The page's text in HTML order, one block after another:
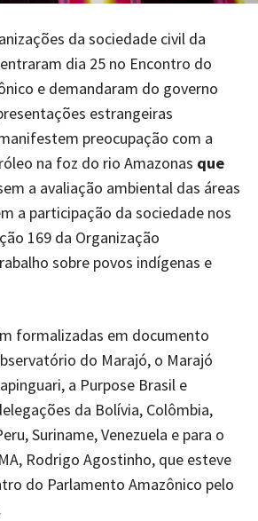
da sociedade civil da
dia 25 no Encontro do
e demandaram do governo
estrangeiras
preocupação com a
na foz do rio Amazonas que
a avaliação ambiental das áreas
a participação da sociedade nos
169 da Organização
sobre povos indígenas e
formalizadas em documento
do Marajó, o Marajó
a Purpose Brasil e
da Bolívia, Colômbia,
Suriname, Venezuela e para o
Rodrigo Agostinho, que esteve
do Parlamento Amazônico pelo